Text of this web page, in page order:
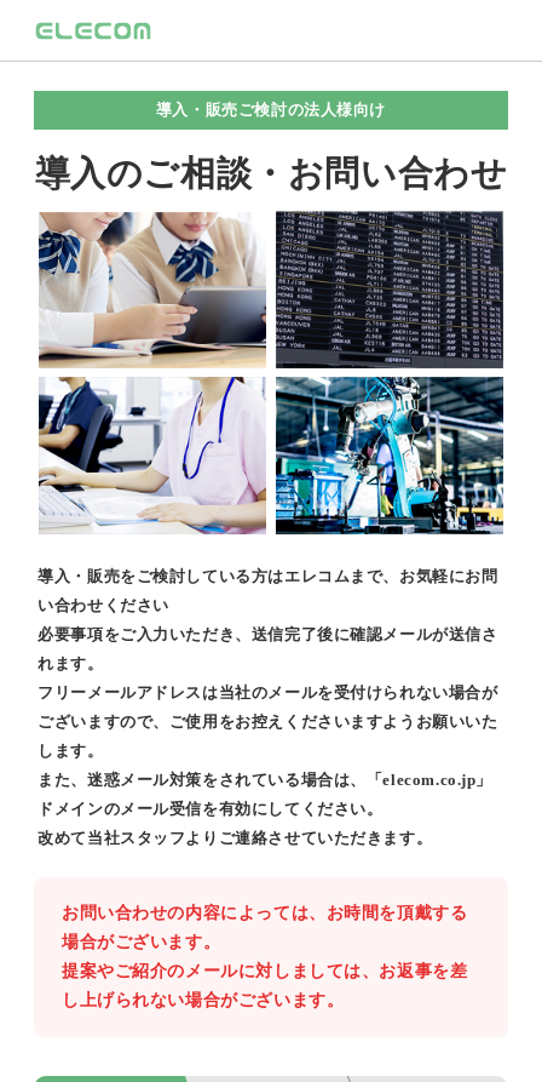
導入・販売ご検討の法人様向け
導入のご相談・お問い合わせ
導入・販売をご検討している方はエレコムまで、お気軽にお問
い合わせください
必要事項をご入力いただき、送信完了後に確認メールが送信さ
れます。
フリーメールアドレスは当社のメールを受付けられない場合が
ございますので、ご使用をお控えくださいますようお願いいた
します。
また、迷惑メール対策をされている場合は、「elecom.co.jp」
ドメインのメール受信を有効にしてください。
改めて当社スタッフよりご連絡させていただきます。
お問い合わせの内容によっては、お時間を頂戴する
場合がございます。
提案やご紹介のメールに対しましては、お返事を差
し上げられない場合がございます。